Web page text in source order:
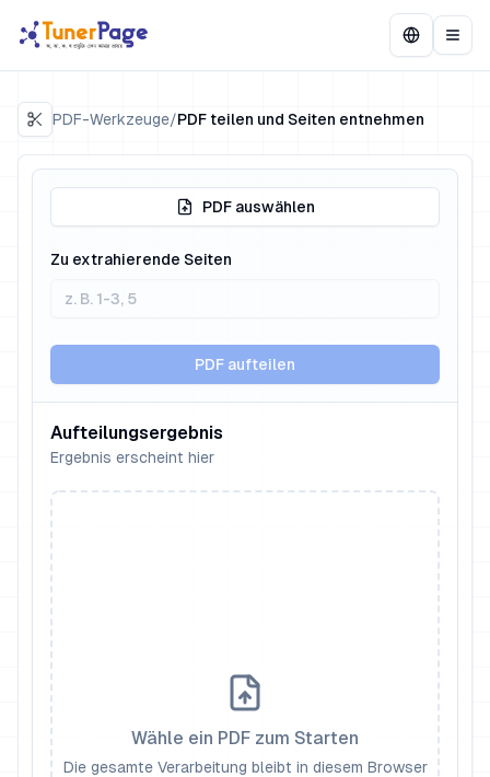
PDF-Werkzeuge/PDF teilen und Seiten entnehmen
PDF auswählen
Zu extrahierende Seiten
PDF aufteilen
Aufteilungsergebnis
Ergebnis erscheint hier
Wähle ein PDF zum Starten
Die gesamte Verarbeitung bleibt in diesem Browser